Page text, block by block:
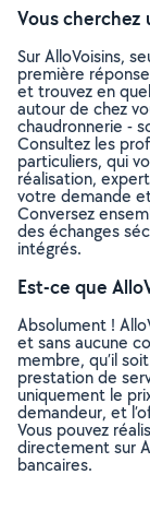
Vous cherchez
Sur AlloVoisins,
première
et trouvez en
autour de chez
chaudronnerie -
Consultez les
particuliers, qui
réalisation,
votre demande
Conversez
des échanges
intégrés.
Est-ce que
Absolument !
et sans aucune
membre, qu’il
prestation de
uniquement le
demandeur, et
Vous pouvez
directement sur
bancaires.